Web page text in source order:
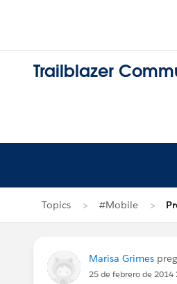
Trailblazer
Topics #Mobile
Marisa Grimes
25 de febrero de 2014